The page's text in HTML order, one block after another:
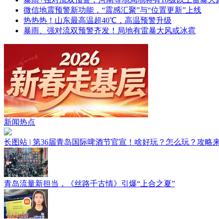
微信地震预警新功能，“震感汇聚”与“位置更新”上线
热热热！山东最高温超40℃，高温预警升级
暴雨、强对流双预警齐发！局地有雷暴大风或冰雹
青春逐梦正当时——聚焦2026年中...
新闻热点
长图站 | 第36届青岛国际啤酒节官宣！啥好玩？怎么玩？攻略
青岛流量新担当，《丝路千古情》引爆“上合之夏”